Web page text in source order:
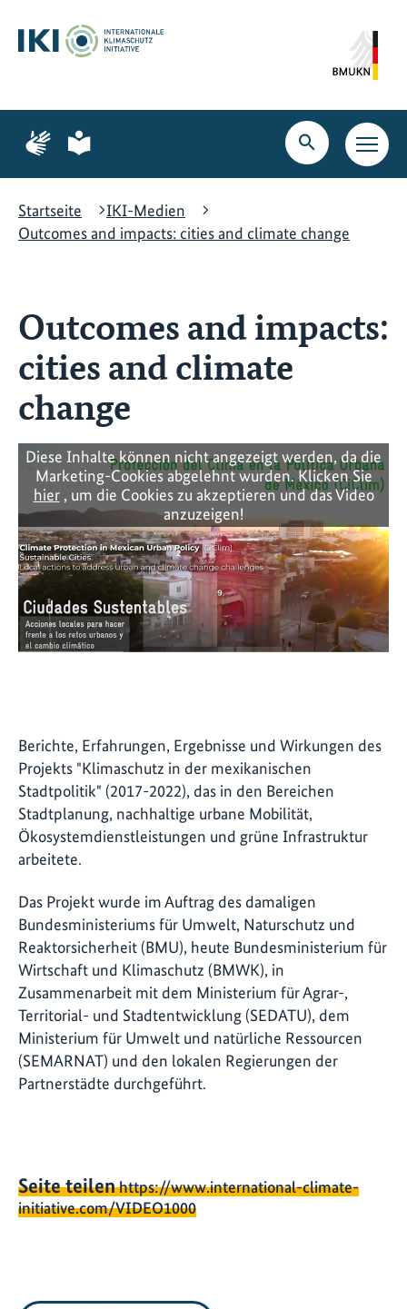
Hauptinhalt
springen
Suche
springen
Hauptnavigation
springen
Zur
Seite
Gebärdensprache
Zur
Seite
leichte
Suche
öffnen
Startseite
IKI-Medien
Outcomes and impacts: cities and climate change
Outcomes and impacts:
cities and climate
change
Diese Inhalte können nicht angezeigt werden, da die
Marketing-Cookies abgelehnt wurden. Klicken Sie
hier, um die Cookies zu akzeptieren und das Video
anzuzeigen!
Berichte, Erfahrungen, Ergebnisse und Wirkungen des
Projekts "Klimaschutz in der mexikanischen
Stadtpolitik" (2017-2022), das in den Bereichen
Stadtplanung, nachhaltige urbane Mobilität,
Ökosystemdienstleistungen und grüne Infrastruktur
arbeitete.
Das Projekt wurde im Auftrag des damaligen
Bundesministeriums für Umwelt, Naturschutz und
Reaktorsicherheit (BMU), heute Bundesministerium für
Wirtschaft und Klimaschutz (BMWK), in
Zusammenarbeit mit dem Ministerium für Agrar-,
Territorial- und Stadtentwicklung (SEDATU), dem
Ministerium für Umwelt und natürliche Ressourcen
(SEMARNAT) und den lokalen Regierungen der
Partnerstädte durchgeführt.
Seite teilenhttps://www.international-climate-
initiative.com/VIDEO1000